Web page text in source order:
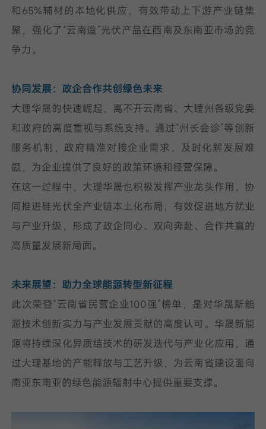
和65%辅材的本地化供应，有效带动上下游产业链集
聚，强化了“云南造”光伏产品在西南及东南亚市场的竞
争力。
协同发展：政企合作共创绿色未来
大理华晟的快速崛起，离不开云南省、大理州各级党委
和政府的高度重视与系统支持。通过“州长会诊”等创新
服务机制，政府精准对接企业需求，及时化解发展难
题，为企业提供了良好的政策环境和经营保障。
在这一过程中，大理华晟也积极发挥产业龙头作用，协
同推进硅光伏全产业链本土化布局，有效促进地方就业
与产业升级，形成了政企同心、双向奔赴、合作共赢的
高质量发展新局面。
未来展望：助力全球能源转型新征程
此次荣登“云南省民营企业100强”榜单，是对华晟新能
源技术创新实力与产业发展贡献的高度认可。华晟新能
源将持续深化异质结技术的研发迭代与产业化应用，通
过大理基地的产能释放与工艺升级，为云南省建设面向
南亚东南亚的绿色能源辐射中心提供重要支撑。